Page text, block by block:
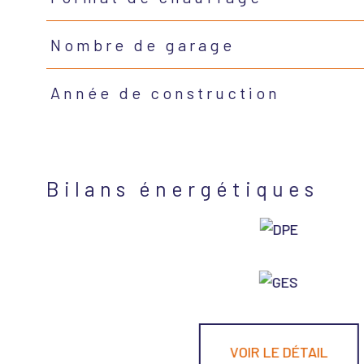
Nombre de garage
Année de construction
Bilans énergétiques
VOIR LE DÉTAIL